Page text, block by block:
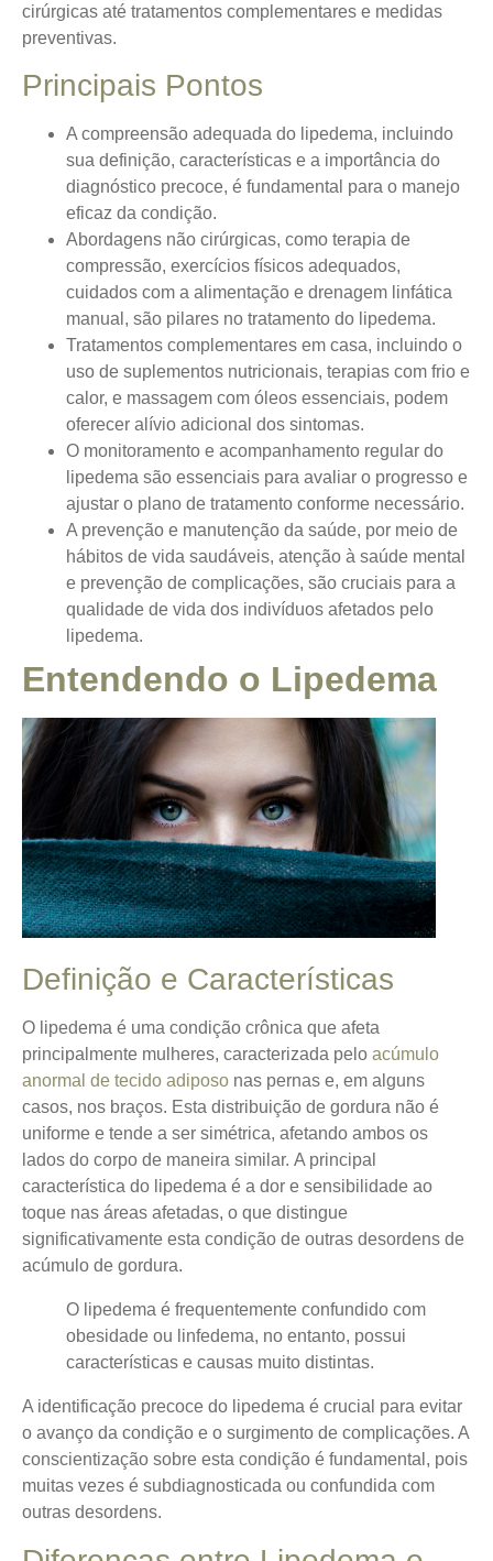
cirúrgicas até tratamentos complementares e medidas
preventivas.
Principais Pontos
A compreensão adequada do lipedema, incluindo
sua definição, características e a importância do
diagnóstico precoce, é fundamental para o manejo
eficaz da condição.
Abordagens não cirúrgicas, como terapia de
compressão, exercícios físicos adequados,
cuidados com a alimentação e drenagem linfática
manual, são pilares no tratamento do lipedema.
Tratamentos complementares em casa, incluindo o
uso de suplementos nutricionais, terapias com frio e
calor, e massagem com óleos essenciais, podem
oferecer alívio adicional dos sintomas.
O monitoramento e acompanhamento regular do
lipedema são essenciais para avaliar o progresso e
ajustar o plano de tratamento conforme necessário.
A prevenção e manutenção da saúde, por meio de
hábitos de vida saudáveis, atenção à saúde mental
e prevenção de complicações, são cruciais para a
qualidade de vida dos indivíduos afetados pelo
lipedema.
Entendendo o Lipedema
Definição e Características
O lipedema é uma condição crônica que afeta
principalmente mulheres, caracterizada pelo acúmulo
anormal de tecido adiposo nas pernas e, em alguns
casos, nos braços. Esta distribuição de gordura não é
uniforme e tende a ser simétrica, afetando ambos os
lados do corpo de maneira similar. A principal
característica do lipedema é a dor e sensibilidade ao
toque nas áreas afetadas, o que distingue
significativamente esta condição de outras desordens de
acúmulo de gordura.
O lipedema é frequentemente confundido com
obesidade ou linfedema, no entanto, possui
características e causas muito distintas.
A identificação precoce do lipedema é crucial para evitar
o avanço da condição e o surgimento de complicações. A
conscientização sobre esta condição é fundamental, pois
muitas vezes é subdiagnosticada ou confundida com
outras desordens.